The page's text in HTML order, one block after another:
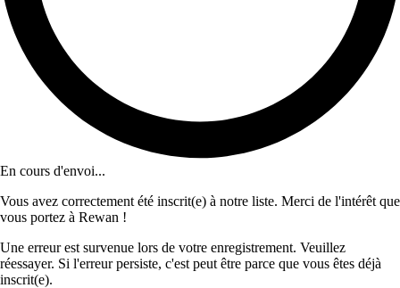
En cours d'envoi...
Vous avez correctement été inscrit(e) à notre liste. Merci de l'intérêt que
vous portez à Rewan !
Une erreur est survenue lors de votre enregistrement. Veuillez
réessayer. Si l'erreur persiste, c'est peut être parce que vous êtes déjà
inscrit(e).